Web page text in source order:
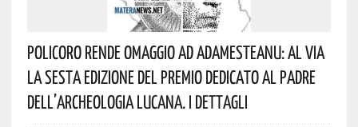
Policoro Rende Omaggio Ad Adamesteanu: Al Via
La Sesta Edizione Del Premio Dedicato Al Padre
Dell’archeologia Lucana. I Dettagli